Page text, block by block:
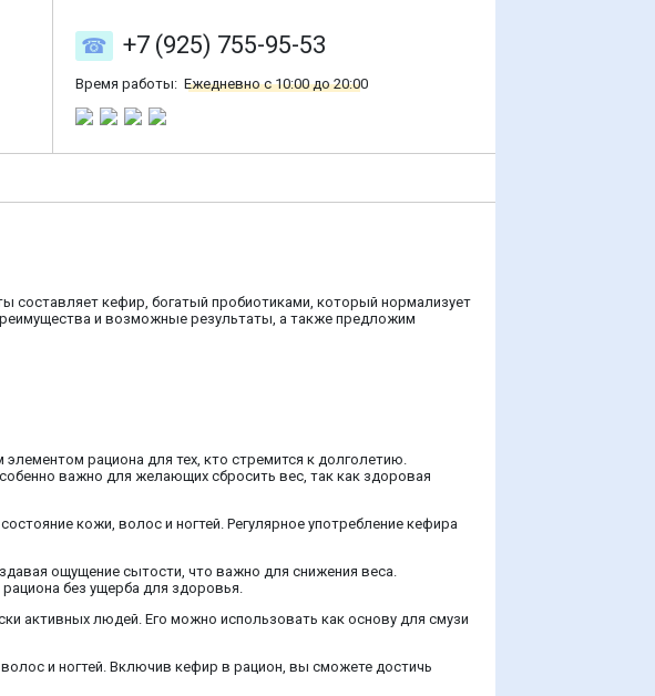
+7 (925) 755-95-53
Время работы: Ежедневно с 10:00 до 20:00
составляет кефир, богатый пробиотиками, который нормализует
и возможные результаты, а также предложим
рациона для тех, кто стремится к долголетию.
важно для желающих сбросить вес, так как здоровая
кожи, волос и ногтей. Регулярное употребление кефира
ощущение сытости, что важно для снижения веса.
без ущерба для здоровья.
активных людей. Его можно использовать как основу для смузи
и ногтей. Включив кефир в рацион, вы сможете достичь